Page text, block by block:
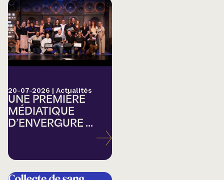
20-07-2026 | Actualités
UNE PREMIÈRE
MÉDIATIQUE
D’ENVERGURE ...